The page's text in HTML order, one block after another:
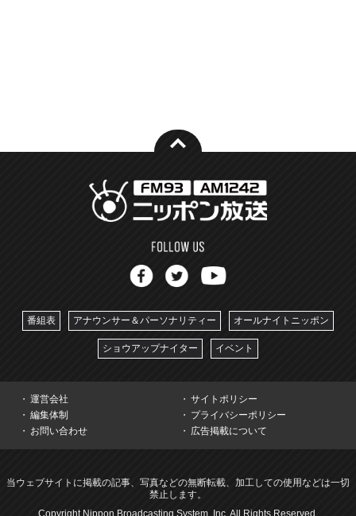
番組表 アナウンサー＆パーソナリティー オールナイトニッポン
ショウアップナイター イベント
運営会社
サイトポリシー
編集体制
プライバシーポリシー
お問い合わせ
広告掲載について
当ウェブサイトに掲載の記事、写真などの無断転載、加工しての使用などは一切
禁止します。
Copyright Nippon Broadcasting System, Inc. All Rights Reserved.